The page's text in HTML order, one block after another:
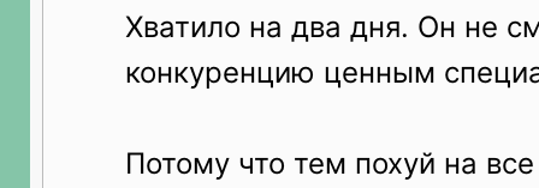
Хватило на два дня. Он не
конкуренцию ценным
Потому что тем похуй на